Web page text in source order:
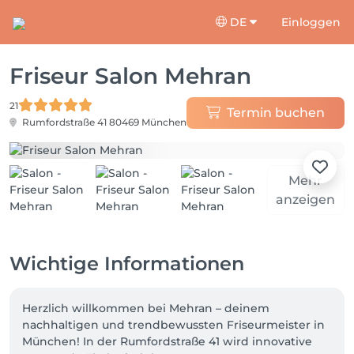
DE Einloggen
Friseur Salon Mehran
21
Rumfordstraße 41 80469 München
Termin buchen
Mehr
anzeigen
Wichtige Informationen
Herzlich willkommen bei Mehran – deinem
nachhaltigen und trendbewussten Friseurmeister in
München! In der Rumfordstraße 41 wird innovative